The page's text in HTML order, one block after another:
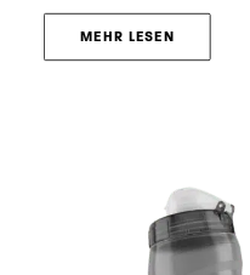
MEHR LESEN